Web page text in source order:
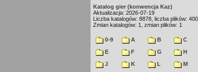
Katalog gier (konwencja Kaz)
Aktualizacja: 2026-07-19
Liczba katalogów: 8878, liczba plików:
Zmian katalogów: 1, zmian plików: 1
0-9 A B C
E
F G H
J
K L M